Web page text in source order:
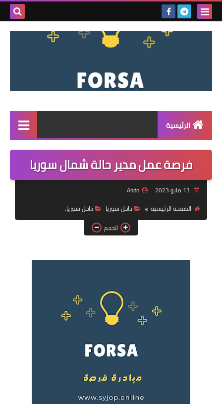
بحث
الرئيسية
القائمة
مناقصات
فرص عمل في تركيا
فرص عمل في العراق
دورات تدريبية
فرصة عمل مدير حالة شمال سوريا
Abdo
الصفحة الرئيسية
داخل سوريا
داخل سوريا،
الحجم